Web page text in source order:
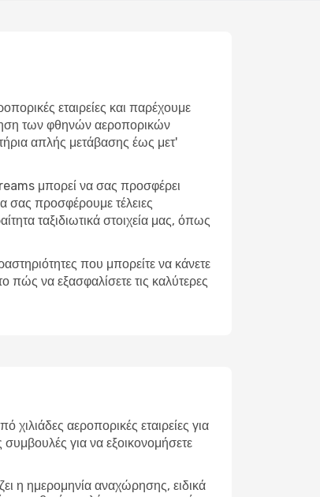
εταιρείες και παρέχουμε
των φθηνών αεροπορικών
απλής μετάβασης έως μετ'
μπορεί να σας προσφέρει
σας προσφέρουμε τέλειες
ταξιδιωτικά στοιχεία μας, όπως
που μπορείτε να κάνετε
πώς να εξασφαλίσετε τις καλύτερες
αεροπορικές εταιρείες για
συμβουλές για να εξοικονομήσετε
η ημερομηνία αναχώρησης, ειδικά